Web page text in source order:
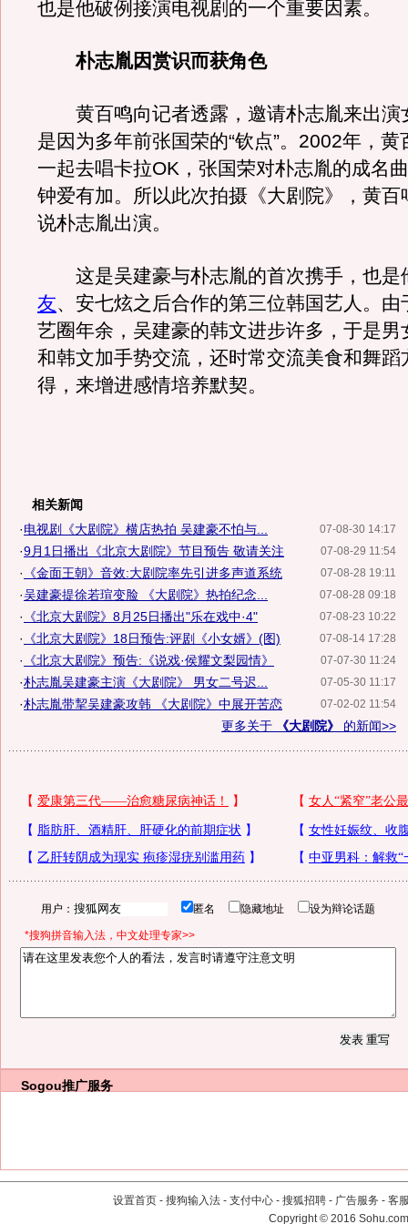
也是他破例接演电视剧的一个重要因素。
朴志胤因赏识而获角色
黄百鸣向记者透露，邀请朴志胤来出演
是因为多年前张国荣的“钦点”。2002年，
一起去唱卡拉OK，张国荣对朴志胤的成名
钟爱有加。所以此次拍摄《大剧院》，黄百
说朴志胤出演。
这是吴建豪与朴志胤的首次携手，也是
友、安七炫之后合作的第三位韩国艺人。由
艺圈年余，吴建豪的韩文进步许多，于是男
和韩文加手势交流，还时常交流美食和舞蹈
得，来增进感情培养默契。
相关新闻
07-08-30 14:17
·电视剧《大剧院》横店热拍 吴建豪不怕与...
07-08-29 11:54
·9月1日播出《北京大剧院》节目预告 敬请关注
07-08-28 19:11
· 《金面王朝》音效:大剧院率先引进多声道系统
07-08-28 09:18
·吴建豪提徐若瑄变脸 《大剧院》热拍纪念...
07-08-23 10:22
· 《北京大剧院》8月25日播出"乐在戏中·4"
07-08-14 17:28
· 《北京大剧院》18日预告:评剧《小女婿》(图)
07-07-30 11:24
· 《北京大剧院》预告:《说戏·侯耀文梨园情》
07-05-30 11:17
·朴志胤吴建豪主演《大剧院》 男女二号迟...
07-02-02 11:54
·朴志胤带挈吴建豪攻韩 《大剧院》中展开苦恋
更多关于
《大剧院》 的新闻>>
用户： 匿名 隐藏地址 设为辩论话题
*搜狗拼音输入法，中文处理专家>>
Sogou推广服务
设置首页 - 搜狗输入法 - 支付中心 - 搜狐招聘 - 广告服务 - 客
Copyright©2016